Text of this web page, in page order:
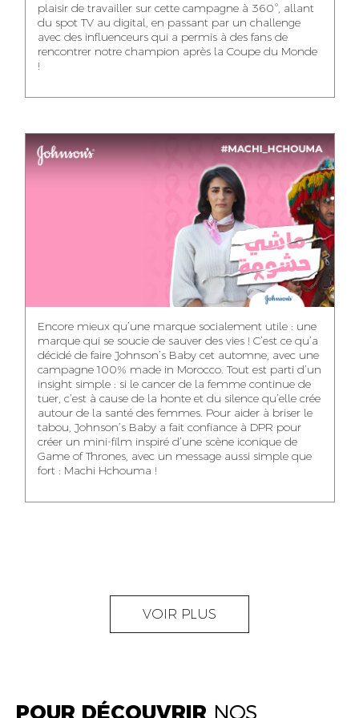
MERYEM OUALHAN
TRAFFIC MANAGER
JABRI AHMED
GRAPHIC
DESIGNER
WISSAL KHALIFI
INFLUENCE
MANAGER
HOUMALY
ILYASS EL ADANI
ART DIRECTOR
MAHA SAKOUT
HEAD OF SOCIAL &
CONTENT
AYOUB HAMMOUDI
MOTION DESIGNER
SAWSANE LAHBIBI
PRODUCTION
DIRECTOR
KARIM OUNZAR
AUDIOVISUAL
CONTENT CREATOR
ZAKARIA BENNANI
TRAFFIC MANAGER
NOUR-ELHOUDA
YOUBI IDRISSI
PROJECT
MANAGER
AGENT
GHITA SFINY
ACCOUNTANT
OUMAIMA HABIBA
plaisir de travailler sur cette campagne à 360°, allant
du spot TV au digital, en passant par un challenge
avec des influenceurs qui a permis à des fans de
rencontrer notre champion après la Coupe du Monde
!
Encore mieux qu’une marque socialement utile : une
marque qui se soucie de sauver des vies ! C’est ce qu’a
décidé de faire Johnson’s Baby cet automne, avec une
campagne 100% made in Morocco. Tout est parti d’un
insight simple : si le cancer de la femme continue de
tuer, c’est à cause de la honte et du silence qu’elle crée
autour de la santé des femmes. Pour aider à briser le
tabou, Johnson’s Baby a fait confiance à DPR pour
créer un mini-film inspiré d’une scène iconique de
Game of Thrones, avec un message aussi simple que
fort : Machi Hchouma !
VOIR PLUS
POUR DÉCOUVRIR NOS